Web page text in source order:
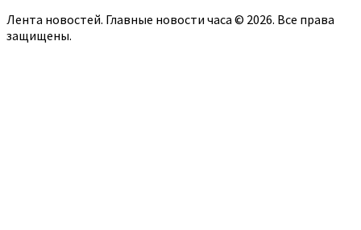
Лента новостей. Главные новости часа © 2026. Все права
защищены.